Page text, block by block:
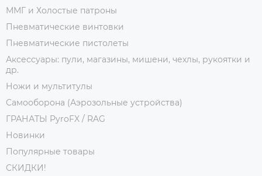
ММГ и Холостые патроны
Пневматические винтовки
Пневматические пистолеты
Аксессуары: пули, магазины, мишени, чехлы, рукоятки и
др.
Ножи и мультитулы
Самооборона (Аэрозольные устройства)
ГРАНАТЫ PyroFX / RAG
Новинки
Популярные товары
СКИДКИ!